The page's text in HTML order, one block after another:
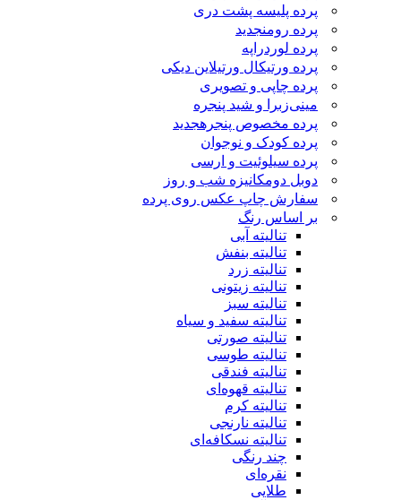
پرده پلیسه پشت دری
پرده رومنجدید
پرده لوردراپه
پرده ورتیکال ورتیلاین دیکی
پرده چاپی و تصویری
مینی‌زبرا و شید پنجره
پرده مخصوص پنجرهجدید
پرده کودک و نوجوان
پرده سیلوئیت و ارسی
دوبل دومکانیزه شب و روز
سفارش چاپ عکس روی پرده
بر اساس رنگ
تنالیته آبی
تنالیته بنفش
تنالیته زرد
تنالیته زیتونی
تنالیته سبز
تنالیته سفید و سیاه
تنالیته صورتی
تنالیته طوسی
تنالیته فندقی
تنالیته قهوه‌ای
تنالیته کرم
تنالیته نارنجی
تنالیته نسکافه‌ای
چند رنگی
نقره‌ای
طلایی